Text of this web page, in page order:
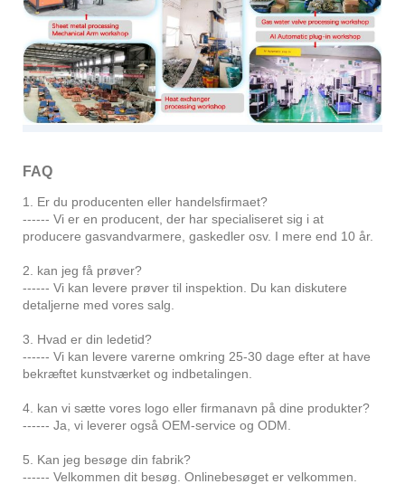
FAQ
1. Er du producenten eller handelsfirmaet?
------ Vi er en producent, der har specialiseret sig i at
producere gasvandvarmere, gaskedler osv. I mere end 10 år.
2. kan jeg få prøver?
------ Vi kan levere prøver til inspektion. Du kan diskutere
detaljerne med vores salg.
3. Hvad er din ledetid?
------ Vi kan levere varerne omkring 25-30 dage efter at have
bekræftet kunstværket og indbetalingen.
4. kan vi sætte vores logo eller firmanavn på dine produkter?
------ Ja, vi leverer også OEM-service og ODM.
5. Kan jeg besøge din fabrik?
------ Velkommen dit besøg. Onlinebesøget er velkommen.